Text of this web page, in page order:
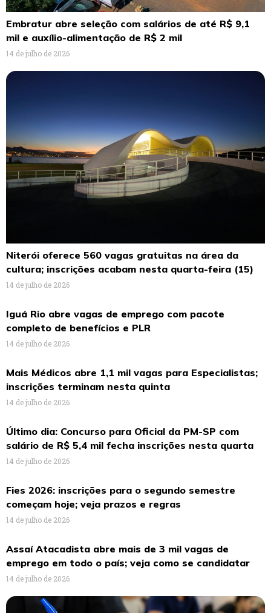
Embratur abre seleção com salários de até R$ 9,1
mil e auxílio-alimentação de R$ 2 mil
14 de julho de 2026
Niterói oferece 560 vagas gratuitas na área da
cultura; inscrições acabam nesta quarta-feira (15)
14 de julho de 2026
Iguá Rio abre vagas de emprego com pacote
completo de benefícios e PLR
14 de julho de 2026
Mais Médicos abre 1,1 mil vagas para Especialistas;
inscrições terminam nesta quinta
14 de julho de 2026
Último dia: Concurso para Oficial da PM-SP com
salário de R$ 5,4 mil fecha inscrições nesta quarta
14 de julho de 2026
Fies 2026: inscrições para o segundo semestre
começam hoje; veja prazos e regras
14 de julho de 2026
Assaí Atacadista abre mais de 3 mil vagas de
emprego em todo o país; veja como se candidatar
14 de julho de 2026